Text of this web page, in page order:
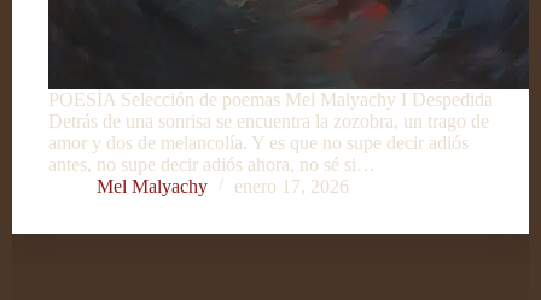
POESÍA Selección de poemas Mel Malyachy I Despedida
Detrás de una sonrisa se encuentra la zozobra, un trago de
amor y dos de melancolía. Y es que no supe decir adiós
antes, no supe decir adiós ahora, no sé si…
Mel Malyachy
enero 17, 2026